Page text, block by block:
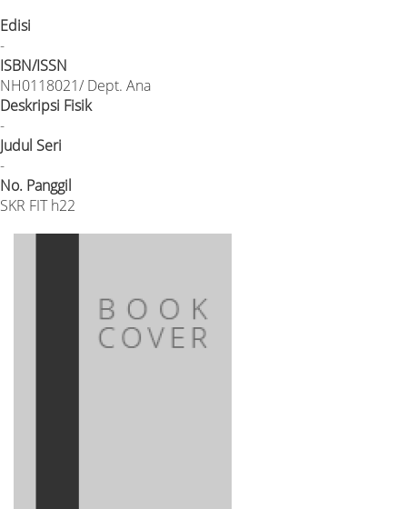
Edisi
-
ISBN/ISSN
NH0118021/ Dept. Ana
Deskripsi Fisik
-
Judul Seri
-
No. Panggil
SKR FIT h22